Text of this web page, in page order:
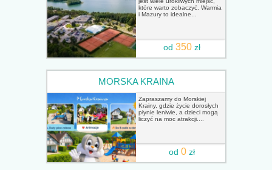
które warto zobaczyć. Warmia
i Mazury to idealne...
od350 zł
MORSKA KRAINA
Zapraszamy do Morskiej
Krainy, gdzie życie dorosłych
płynie leniwie, a dzieci mogą
liczyć na moc atrakcji....
od0 zł